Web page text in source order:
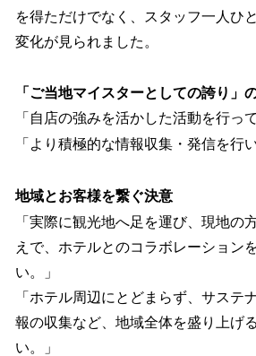
を得ただけでなく、スタッフ一人ひ
変化が見られました。
「ご当地マイスターとしての誇り」
「自店の強みを活かした活動を行っ
「より積極的な情報収集・発信を行
地域とお客様を繋ぐ決意
「実際に観光地へ足を運び、現地の
えで、ホテルとのコラボレーション
い。」
「ホテル周辺にとどまらず、サステ
報の収集など、地域全体を盛り上げ
い。」